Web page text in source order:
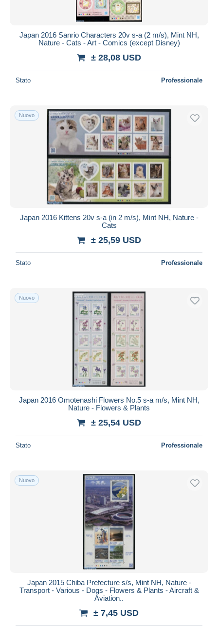
Japan 2016 Sanrio Characters 20v s-a (2 m/s), Mint NH,
Nature - Cats - Art - Comics (except Disney)
± 28,08 USD
Stato Professionale
Nuovo
Japan 2016 Kittens 20v s-a (in 2 m/s), Mint NH, Nature -
Cats
± 25,59 USD
Stato Professionale
Nuovo
Japan 2016 Omotenashi Flowers No.5 s-a m/s, Mint NH,
Nature - Flowers & Plants
± 25,54 USD
Stato Professionale
Nuovo
Japan 2015 Chiba Prefecture s/s, Mint NH, Nature -
Transport - Various - Dogs - Flowers & Plants - Aircraft &
Aviation..
± 7,45 USD